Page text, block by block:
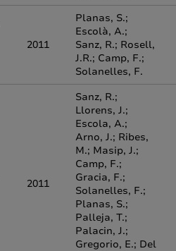
2011
Planas, S.;
Escolà, A.;
Sanz, R.; Rosell,
J.R.; Camp, F.;
Solanelles, F.
2011
Sanz, R.;
Llorens, J.;
Escola, A.;
Arno, J.; Ribes,
M.; Masip, J.;
Camp, F.;
Gracia, F.;
Solanelles, F.;
Planas, S.;
Palleja, T.;
Palacin, J.;
Gregorio, E.; Del